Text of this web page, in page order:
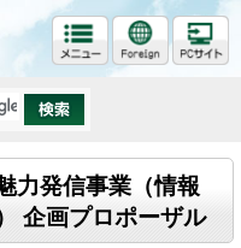
力発信事業（情報
企画プロポーザル